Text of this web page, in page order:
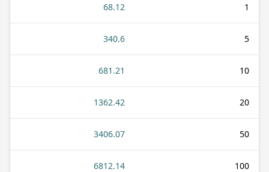
1
68.12
5
340.6
10
681.21
20
1362.42
50
3406.07
100
6812.14